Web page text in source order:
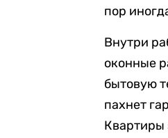
пор
Внутри
оконные
бытовую
пахнет
Квартиры